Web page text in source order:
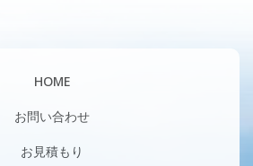
HOME
お問い合わせ
お見積もり